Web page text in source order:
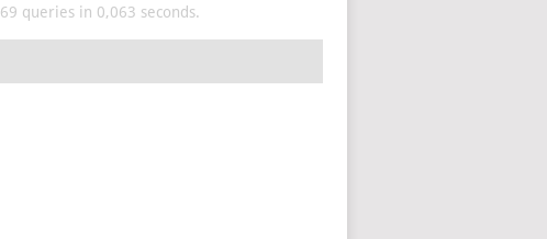
69 queries in 0,063 seconds.